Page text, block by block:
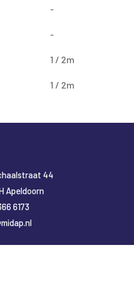
-
-
1 / 2m
1 / 2m
44
Apeldoorn
6173